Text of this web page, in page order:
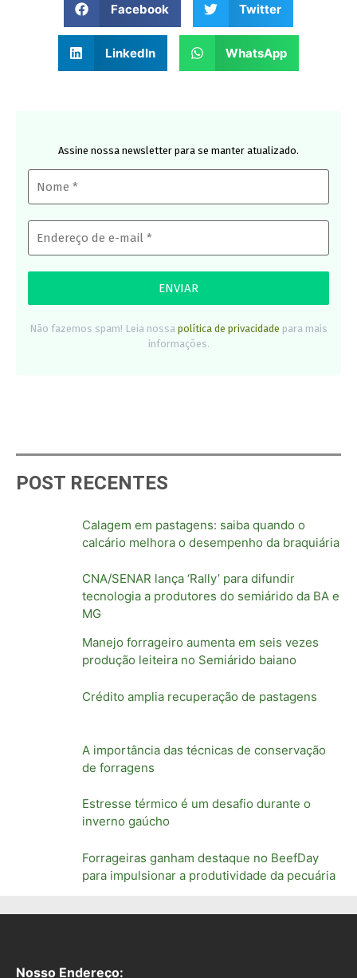
Facebook Twitter
LinkedIn WhatsApp
Assine nossa newsletter para se manter atualizado.
Não fazemos spam! Leia nossa política de privacidade para mais
informações.
POST RECENTES
Calagem em pastagens: saiba quando o
calcário melhora o desempenho da braquiária
CNA/SENAR lança ‘Rally’ para difundir
tecnologia a produtores do semiárido da BA e
MG
Manejo forrageiro aumenta em seis vezes
produção leiteira no Semiárido baiano
Crédito amplia recuperação de pastagens
A importância das técnicas de conservação
de forragens
Estresse térmico é um desafio durante o
inverno gaúcho
Forrageiras ganham destaque no BeefDay
para impulsionar a produtividade da pecuária
Nosso Endereço: